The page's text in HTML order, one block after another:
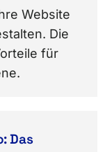
Website
Die
für
Das